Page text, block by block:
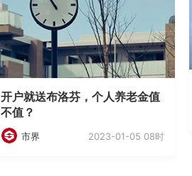
开户就送布洛芬，个人养老金值
不值？
市界 2023-01-05 08时